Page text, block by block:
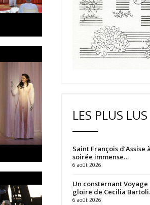
LES PLUS LUS
Saint François d’Assise
soirée immense…
6 août 2026
Un consternant Voyage
gloire de Cecilia
6 août 2026